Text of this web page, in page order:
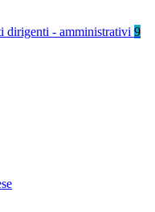
dirigenti - amministrativi 9